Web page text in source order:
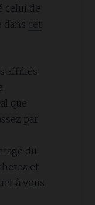
celui de
dans
affiliés
que
par
du
et
à vous